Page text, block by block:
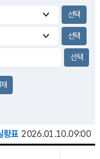
황표 2026.01.10.09:00